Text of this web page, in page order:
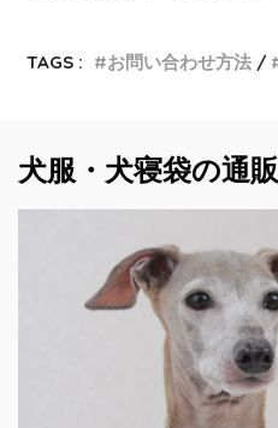
TAGS : お問い合わせ方法
犬服・犬寝袋の通販